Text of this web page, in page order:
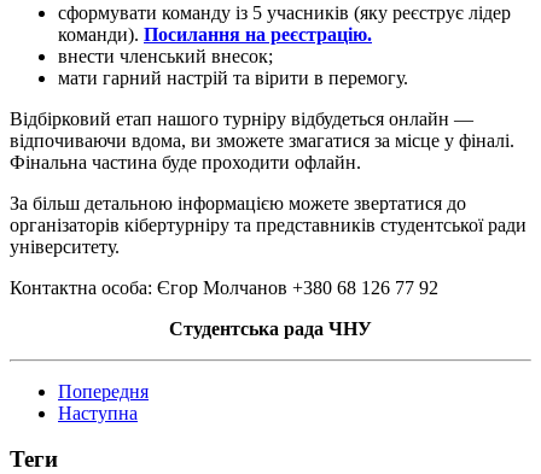
сформувати команду із 5 учасників (яку реєструє лідер
команди). Посилання на реєстрацію.
внести членський внесок;
мати гарний настрій та вірити в перемогу.
Відбірковий етап нашого турніру відбудеться онлайн —
відпочиваючи вдома, ви зможете змагатися за місце у фіналі.
Фінальна частина буде проходити офлайн.
За більш детальною інформацією можете звертатися до
організаторів кібертурніру та представників студентської ради
університету.
Контактна особа: Єгор Молчанов +380 68 126 77 92
Студентська рада ЧНУ
Попередня
Наступна
Теги